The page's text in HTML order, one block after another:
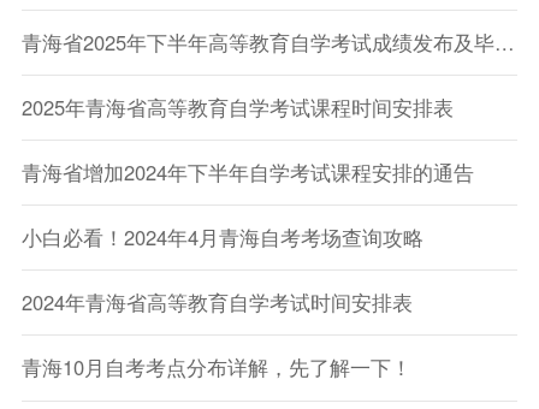
青海省2025年下半年高等教育自学考试成绩发布及毕业申请的通告
2025年青海省高等教育自学考试课程时间安排表
青海省增加2024年下半年自学考试课程安排的通告
小白必看！2024年4月青海自考考场查询攻略
2024年青海省高等教育自学考试时间安排表
青海10月自考考点分布详解，先了解一下！